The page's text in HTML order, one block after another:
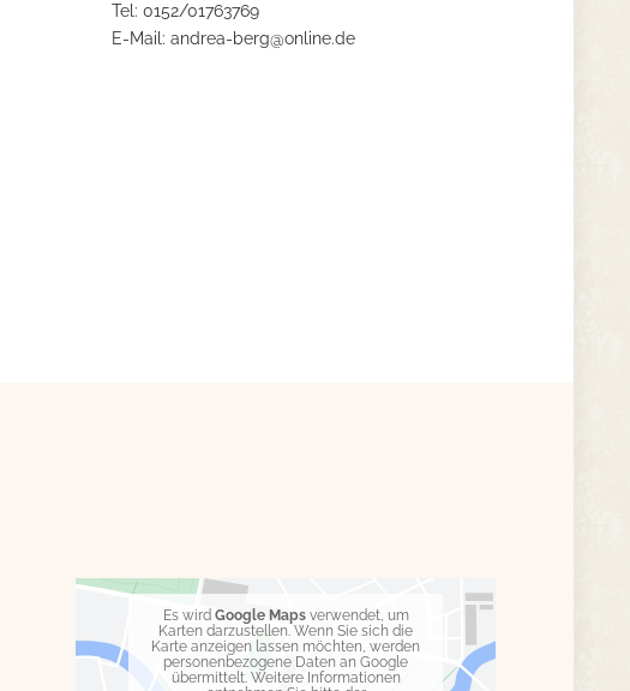
Tel: 0152/01763769
E-Mail: andrea-berg@online.de
Es wird Google Mapsverwendet, um
Karten darzustellen. Wenn Sie sich die
Karte anzeigen lassen möchten, werden
personenbezogene Daten an Google
übermittelt. Weitere Informationen